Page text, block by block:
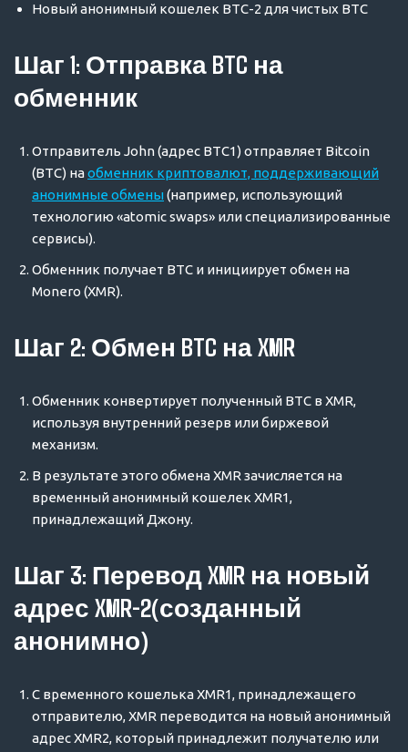
Новый анонимный кошелек BTC-2 для чистых BTC
Шаг 1: Отправка BTC на
обменник
Отправитель John (адрес BTC1) отправляет Bitcoin
(BTC) наобменник криптовалют, поддерживающий
анонимные обмены(например, использующий
технологию «atomic swaps» или специализированные
сервисы).
Обменник получает BTC и инициирует обмен на
Monero (XMR).
Шаг 2: Обмен BTC на XMR
Обменник конвертирует полученный BTC в XMR,
используя внутренний резерв или биржевой
механизм.
В результате этого обмена XMR зачисляется на
временный анонимный кошелек XMR1,
принадлежащий Джону.
Шаг 3: Перевод XMR на новый
адрес XMR-2(созданный
анонимно)
С временного кошелька XMR1, принадлежащего
отправителю, XMR переводится на новый анонимный
адрес XMR2, который принадлежит получателю или